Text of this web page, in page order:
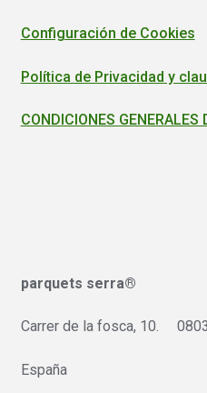
Configuración de Cookies
Política de Privacidad y
CONDICIONES GENERALES
parquets serra®
Carrer de la fosca, 10.
España